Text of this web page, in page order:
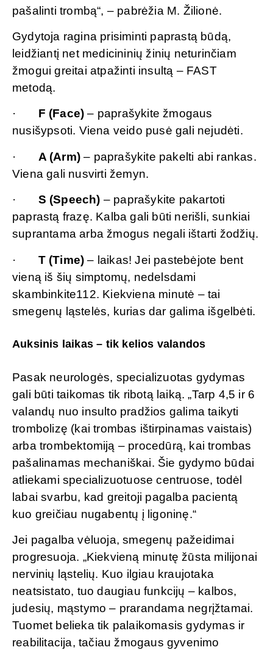
pašalinti trombą“, – pabrėžia M. Žilionė.
Gydytoja ragina prisiminti paprastą būdą,
leidžiantį net medicininių žinių neturinčiam
žmogui greitai atpažinti insultą – FAST
metodą.
· F (Face) – paprašykite žmogaus
nusišypsoti. Viena veido pusė gali nejudėti.
· A (Arm) – paprašykite pakelti abi rankas.
Viena gali nusvirti žemyn.
· S (Speech) – paprašykite pakartoti
paprastą frazę. Kalba gali būti nerišli, sunkiai
suprantama arba žmogus negali ištarti žodžių.
· T (Time) – laikas! Jei pastebėjote bent
vieną iš šių simptomų, nedelsdami
skambinkite112. Kiekviena minutė – tai
smegenų ląstelės, kurias dar galima išgelbėti.
Auksinis laikas – tik kelios valandos
Pasak neurologės, specializuotas gydymas
gali būti taikomas tik ribotą laiką. „Tarp 4,5 ir 6
valandų nuo insulto pradžios galima taikyti
trombolizę (kai trombas ištirpinamas vaistais)
arba trombektomiją – procedūrą, kai trombas
pašalinamas mechaniškai. Šie gydymo būdai
atliekami specializuotuose centruose, todėl
labai svarbu, kad greitoji pagalba pacientą
kuo greičiau nugabentų į ligoninę.“
Jei pagalba vėluoja, smegenų pažeidimai
progresuoja. „Kiekvieną minutę žūsta milijonai
nervinių ląstelių. Kuo ilgiau kraujotaka
neatsistato, tuo daugiau funkcijų – kalbos,
judesių, mąstymo – prarandama negrįžtamai.
Tuomet belieka tik palaikomasis gydymas ir
reabilitacija, tačiau žmogaus gyvenimo